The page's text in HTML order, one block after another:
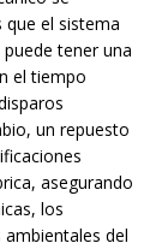
el sistema
tener una
el tiempo
un repuesto
asegurando
los
del